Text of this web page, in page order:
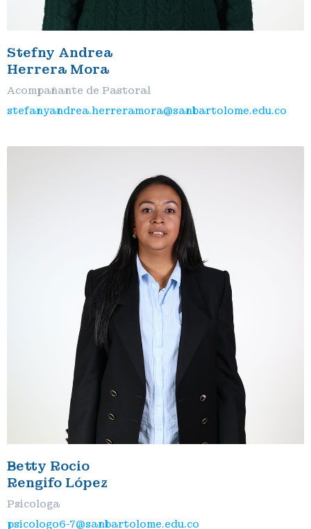
Stefny Andrea
Herrera Mora
Acompañante de Pastoral
stefanyandrea.herreramora@sanbartolome.edu.co
Betty Rocio
Rengifo López
Psicologa
psicologo6-7@sanbartolome.edu.co